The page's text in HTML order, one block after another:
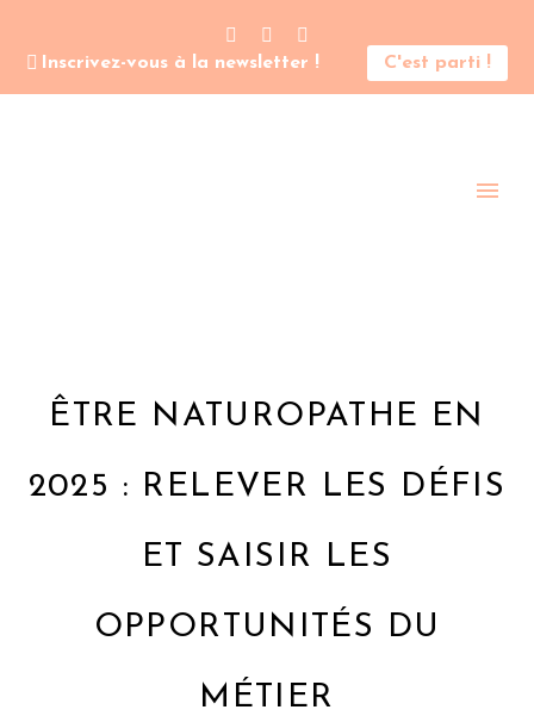
Inscrivez-vous à la newsletter ! C'est parti !
ÊTRE NATUROPATHE EN
2025 : RELEVER LES DÉFIS
ET SAISIR LES
OPPORTUNITÉS DU
MÉTIER